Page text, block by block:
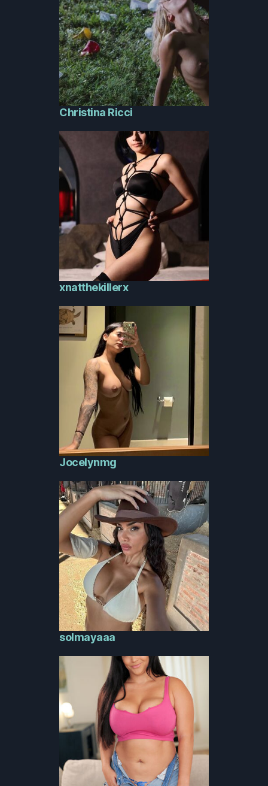
Christina Ricci
xnatthekillerx
Jocelynmg
solmayaaa